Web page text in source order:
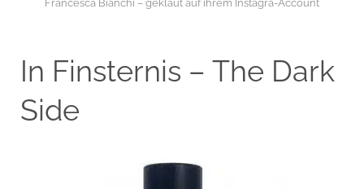
Francesca Bianchi – geklaut auf ihrem Instagra-Account
In Finsternis – The Dark
Side